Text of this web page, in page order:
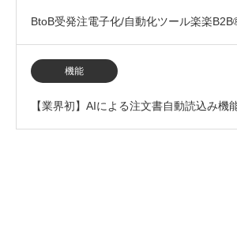
BtoB受発注電子化/自動化ツール楽楽
注文時の割引卸価格設定」に対応致しま
機能
【業界初】AIによる注文書自動読込み機